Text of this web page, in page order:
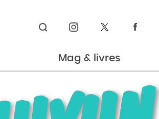
Rechercher
Mag & livres